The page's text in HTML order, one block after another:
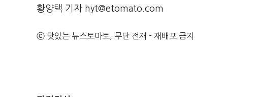
황양택 기자 hyt@etomato.com
ⓒ 맛있는 뉴스토마토, 무단 전재 - 재배포 금지